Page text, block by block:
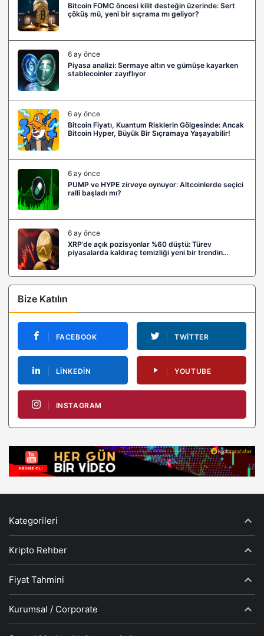
Bitcoin FOMC öncesi kilit desteğin üzerinde: Sert
çöküş mü, yeni bir sıçrama mı geliyor?
6 ay önce
Piyasa analizi: Sermaye altın ve gümüşe kayarken
stablecoinler zayıflıyor
6 ay önce
Bitcoin Fiyatı, Kuantum Risklerin Gölgesinde: Ancak
Bitcoin Hyper, Büyük Bir Sıçramaya Yaşayabilir!
6 ay önce
PUMP ve HYPE zirveye oynuyor: Altcoinlerde seçici
ralli başladı mı?
6 ay önce
XRP’de açık pozisyonlar %60 düştü: Türev
piyasalarda kaldıraç temizliği yeni bir trendin
Bize Katılın
FACEBOOK TWITTER
LINKEDIN YOUTUBE
INSTAGRAM
Kategorileri
Kripto Rehber
Fiyat Tahmini
Kurumsal / Corporate